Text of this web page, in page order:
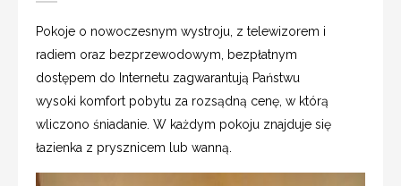
Pokoje o nowoczesnym wystroju, z telewizorem i
radiem oraz bezprzewodowym, bezpłatnym
dostępem do Internetu zagwarantują Państwu
wysoki komfort pobytu za rozsądną cenę, w którą
wliczono śniadanie. W każdym pokoju znajduje się
łazienka z prysznicem lub wanną.